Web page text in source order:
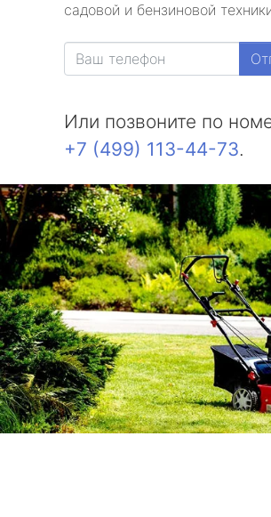
садовой и бензиновой
Или позвоните по
+7 (499) 113-44-73.